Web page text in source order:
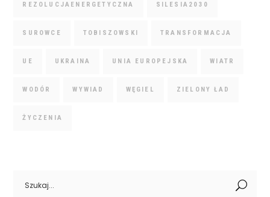
REZOLUCJAENERGETYCZNA SILESIA2030
SUROWCE TOBISZOWSKI TRANSFORMACJA
UE UKRAINA UNIA EUROPEJSKA WIATR
WODÓR WYWIAD WĘGIEL ZIELONY ŁAD
ŻYCZENIA
for: